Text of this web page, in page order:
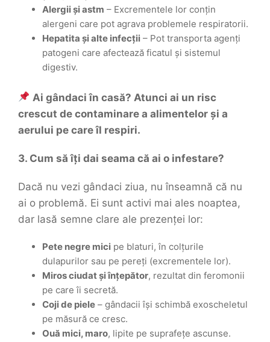
Alergii și astm – Excrementele lor conțin
alergeni care pot agrava problemele respiratorii.
Hepatita și alte infecții – Pot transporta agenți
patogeni care afectează ficatul și sistemul
digestiv.
Ai gândaci în casă? Atunci ai un risc
crescut de contaminare a alimentelor și a
aerului pe care îl respiri.
3. Cum să îți dai seama că ai o infestare?
Dacă nu vezi gândaci ziua, nu înseamnă că nu
ai o problemă. Ei sunt activi mai ales noaptea,
dar lasă semne clare ale prezenței lor:
Pete negre mici pe blaturi, în colțurile
dulapurilor sau pe pereți (excrementele lor).
Miros ciudat și înțepător, rezultat din feromonii
pe care îi secretă.
Coji de piele – gândacii își schimbă exoscheletul
pe măsură ce cresc.
Ouă mici, maro, lipite pe suprafețe ascunse.